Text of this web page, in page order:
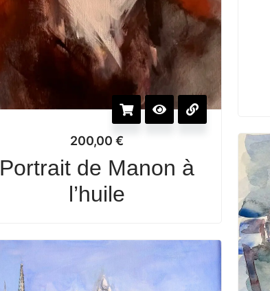
200,00 €
Portrait de Manon à
l’huile